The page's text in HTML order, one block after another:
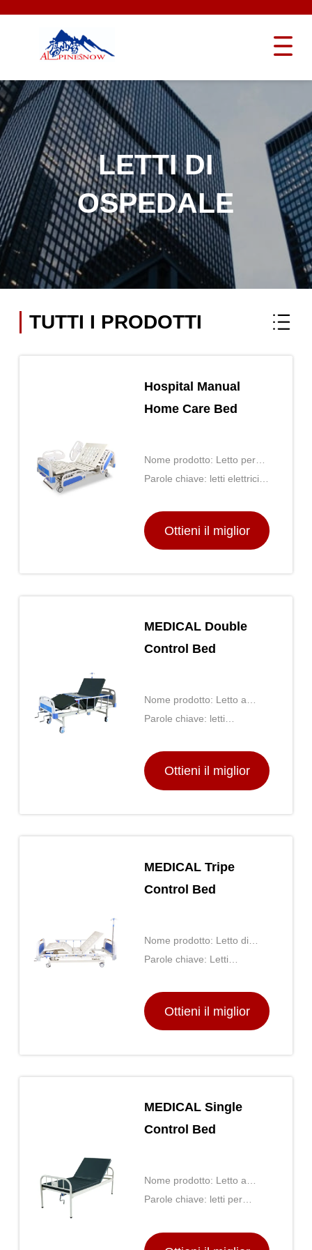
LETTI DI
OSPEDALE
TUTTI I PRODOTTI
Hospital Manual
Home Care Bed
Nome prodotto: Letto per
assistenza domiciliare
Parole chiave: letti elettrici
ospedaliero elettrico ， letto
d'ospedale a casa
Ottieni il miglior
MEDICAL Double
Control Bed
Nome prodotto: Letto a
doppio controllo medico
Parole chiave: letti
letto d'ospedale a casa
Ottieni il miglior
MEDICAL Tripe
Control Bed
Nome prodotto: Letto di
controllo della trippa medica
Parole chiave: Letti
gli anziani ， letti regolabili
per gli anziani
Ottieni il miglior
MEDICAL Single
Control Bed
Nome prodotto: Letto a
controllo singolo medico
Parole chiave: letti per
anziani ， letti regolabili per